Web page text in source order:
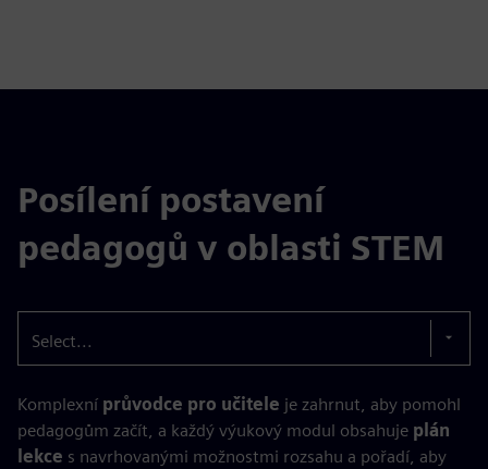
Posílení postavení
pedagogů v oblasti STEM
Select...
Komplexní průvodce pro učitele je zahrnut, aby pomohl
pedagogům začít, a každý výukový modul obsahuje plán
lekce s navrhovanými možnostmi rozsahu a pořadí, aby